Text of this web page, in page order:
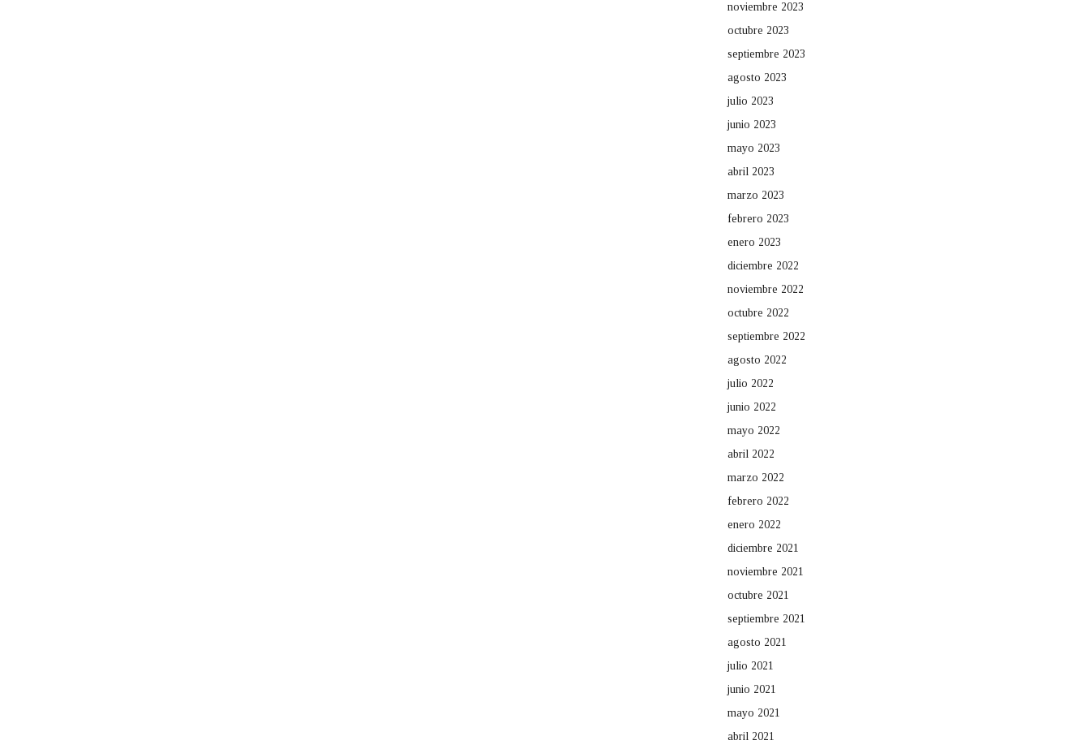
noviembre 2023
octubre 2023
septiembre 2023
agosto 2023
julio 2023
junio 2023
mayo 2023
abril 2023
marzo 2023
febrero 2023
enero 2023
diciembre 2022
noviembre 2022
octubre 2022
septiembre 2022
agosto 2022
julio 2022
junio 2022
mayo 2022
abril 2022
marzo 2022
febrero 2022
enero 2022
diciembre 2021
noviembre 2021
octubre 2021
septiembre 2021
agosto 2021
julio 2021
junio 2021
mayo 2021
abril 2021